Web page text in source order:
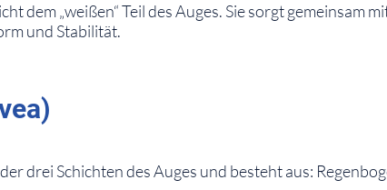
dem „weißen“ Teil des Auges. Sie sorgt gemeinsam
und Stabilität.
drei Schichten des Auges und besteht aus: